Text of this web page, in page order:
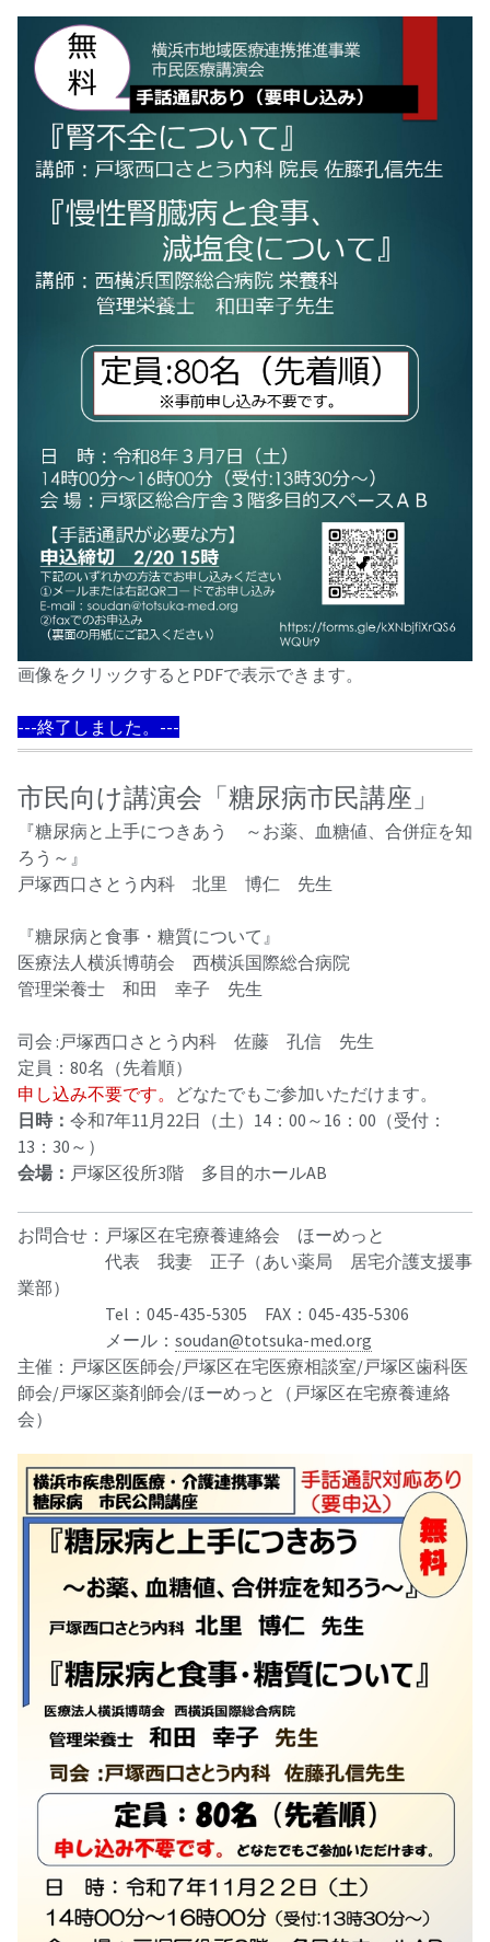
画像をクリックするとPDFで表示できます。
---終了しました。---
市民向け講演会「糖尿病市民講座」
『糖尿病と上手につきあう ～お薬、血糖値、合併症を知
ろう～』
戸塚西口さとう内科 北里 博仁 先生
『糖尿病と食事・糖質について』
医療法人横浜博萌会 西横浜国際総合病院
管理栄養士 和田 幸子 先生
司会 :戸塚西口さとう内科 佐藤 孔信 先生
定員：80名（先着順）
申し込み不要です。 どなたでもご参加いただけます。
日時： 令和7年11月22日（土）14：00～16：00（受付：
13：30～）
会場： 戸塚区役所3階 多目的ホールAB
お問合せ：戸塚区在宅療養連絡会 ほーめっと
代表 我妻 正子（あい薬局 居宅介護支援事
業部）
Tel：045-435-5305 FAX：045-435-5306
メール： soudan@totsuka-med.org
主催：戸塚区医師会/戸塚区在宅医療相談室/戸塚区歯科医
師会/戸塚区薬剤師会/ほーめっと（戸塚区在宅療養連絡
会）